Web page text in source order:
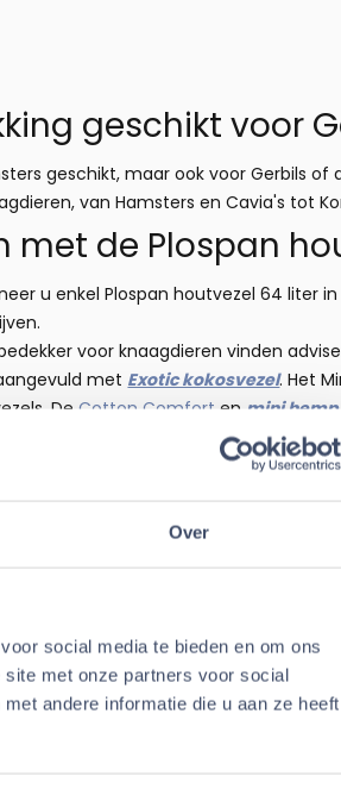
Over
social media te bieden en om ons
met onze partners voor social
andere informatie die u aan ze heeft
geschikt voor
geschikt, maar ook voor Gerbils of
van Hamsters en Cavia's tot
de Plospan
u enkel Plospan houtvezel 64 liter
voor knaagdieren vinden
met Exotic kokosvezel. Het
DeCotton Comfort en mini hemp
goede structuur voor het graven van
Cotton Comfortzijn
Exotic
soorten en varianten kokosvezels
ter aanvulling op het dagelijks
hooi, houtvezel of soortgelijke
hamsters
Uw knaagdier kan aan de slag